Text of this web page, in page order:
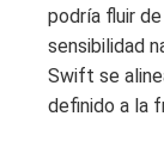
podría fluir
sensibilidad
Swift se
definido a la